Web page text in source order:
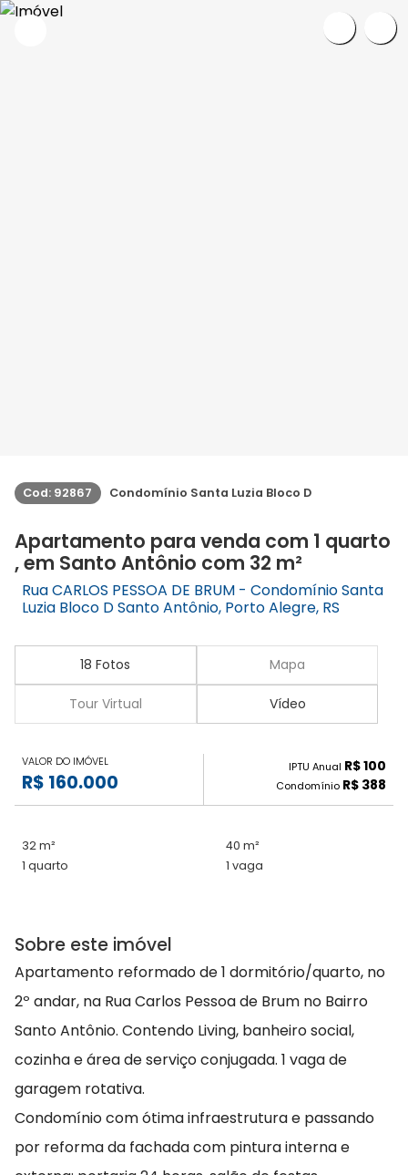
Cod: 92867 Condomínio Santa Luzia Bloco D
Apartamento para venda com 1 quarto
, em Santo Antônio com 32 m²
Rua CARLOS PESSOA DE BRUM - Condomínio Santa
Luzia Bloco D Santo Antônio, Porto Alegre, RS
18 Fotos Mapa
Tour Virtual Vídeo
VALOR DO IMÓVEL
R$ 160.000
IPTU Anual R$ 100
Condomínio R$ 388
32 m²
40 m²
1 quarto
1 vaga
Sobre este imóvel
Apartamento reformado de 1 dormitório/quarto, no
2º andar, na Rua Carlos Pessoa de Brum no Bairro
Santo Antônio. Contendo Living, banheiro social,
cozinha e área de serviço conjugada. 1 vaga de
garagem rotativa.
Condomínio com ótima infraestrutura e passando
por reforma da fachada com pintura interna e